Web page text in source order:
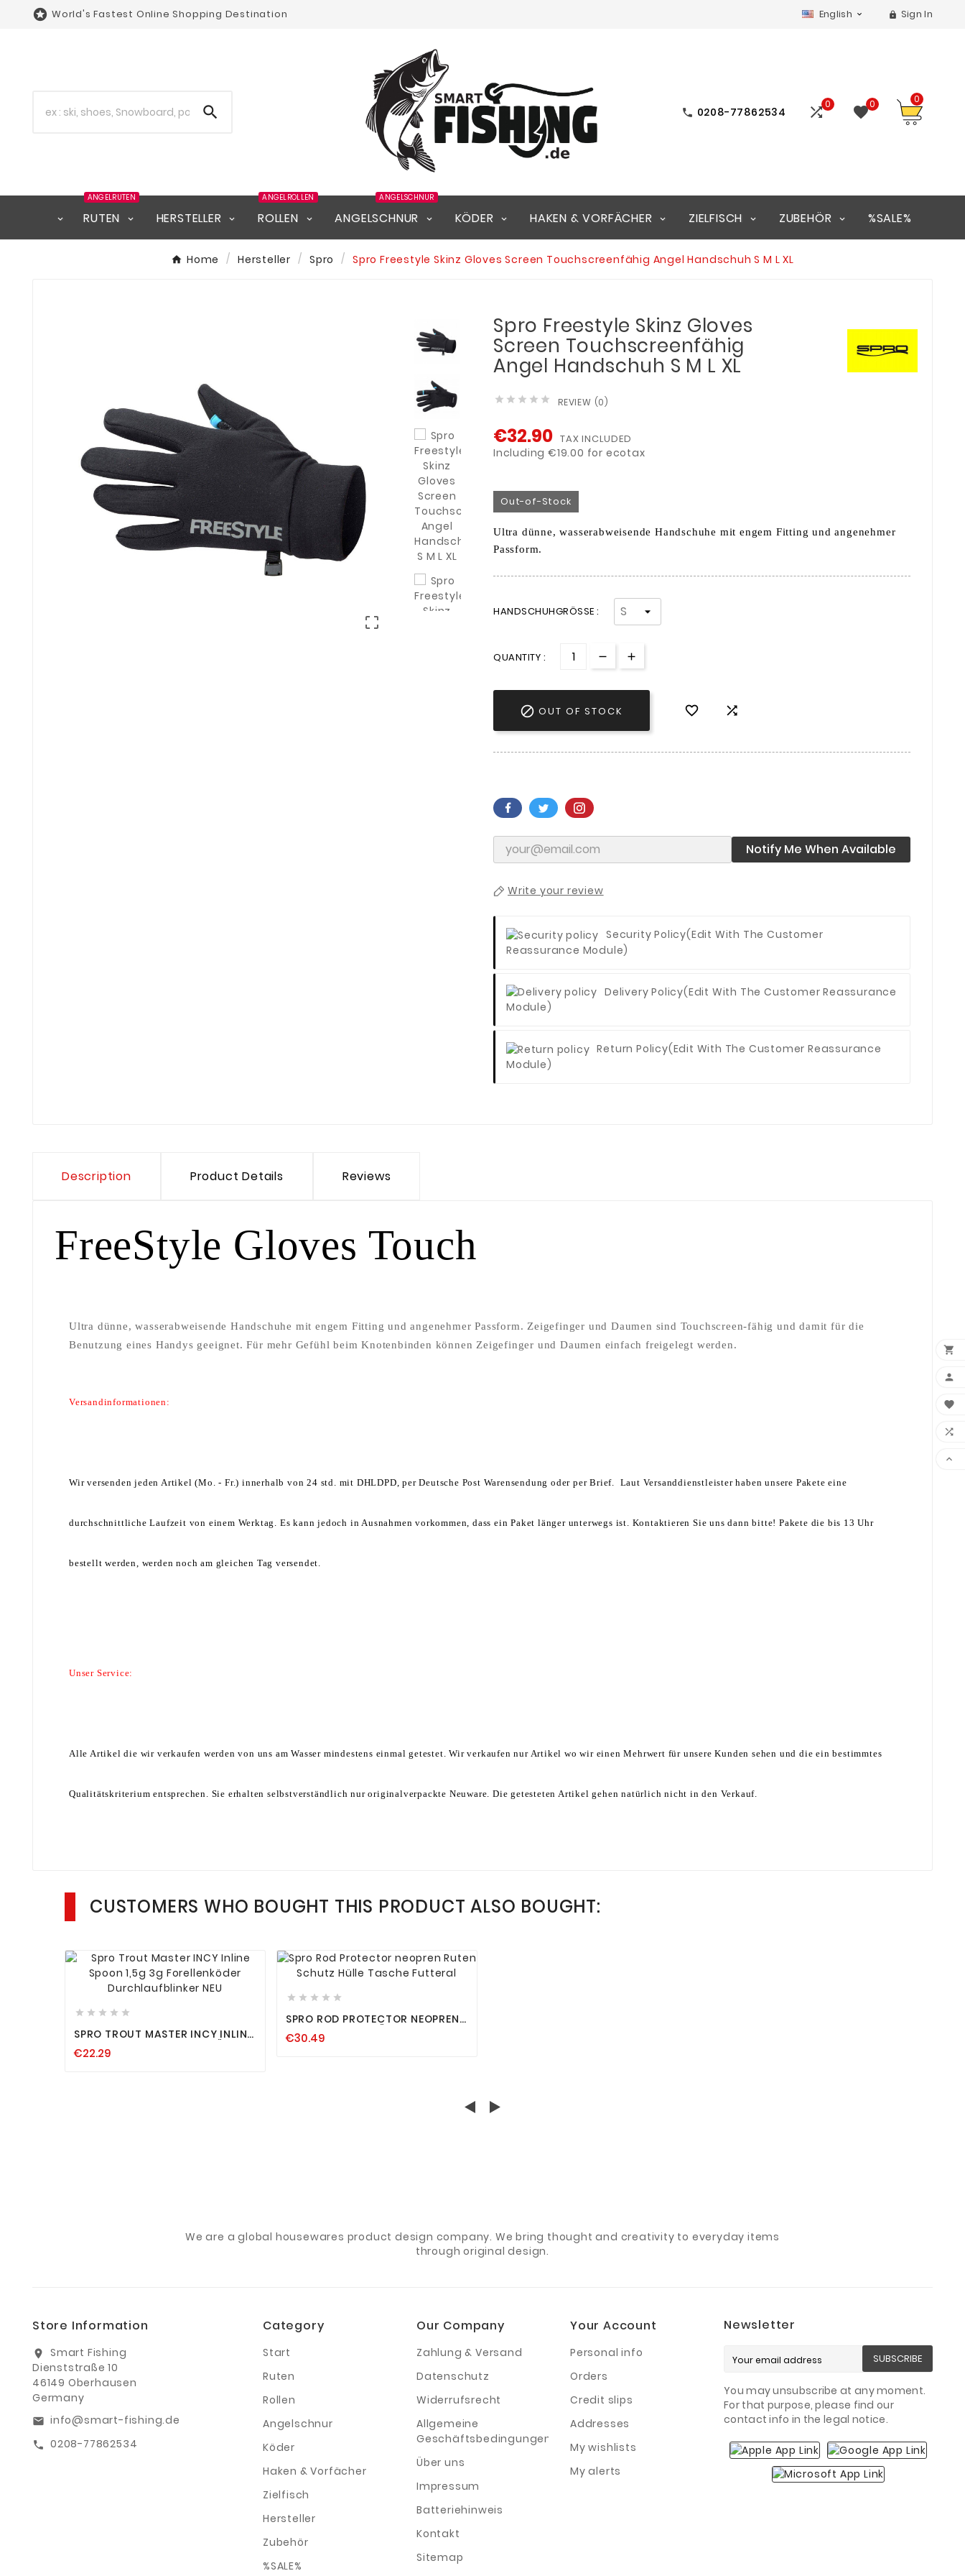
 World's Fastest Online Shopping Destination English   Sign In
  0208-77862534 0 0 0
RUTEN
ANGELRUTEN
HERSTELLER ROLLEN
ANGELROLLEN
ANGELSCHNUR
ANGELSCHNUR
KÖDER HAKEN & VORFÄCHER ZIELFISCH ZUBEHÖR %SALE%
Home Hersteller Spro Spro Freestyle Skinz Gloves Screen Touchscreenfähig Angel Handschuh S M L XL

Spro Freestyle Skinz Gloves
Screen Touchscreenfähig
Angel Handschuh S M L XL
     REVIEW (0)
€32.90 TAX INCLUDED
Including €19.00 for ecotax
Out-of-Stock
Ultra dünne, wasserabweisende Handschuhe mit engem Fitting und angenehmer
Passform.
HANDSCHUHGRÖSSE :
QUANTITY :
 OUT OF STOCK  
Notify Me When Available
Write your review
Security Policy(edit With The Customer
Reassurance Module)
Delivery Policy(edit With The Customer Reassurance
Module)
Return Policy(edit With The Customer Reassurance
Module)
Description Product Details Reviews
FreeStyle Gloves Touch
Ultra dünne, wasserabweisende Handschuhe mit engem Fitting und angenehmer Passform. Zeigefinger und Daumen sind Touchscreen-fähig und damit für die
Benutzung eines Handys geeignet. Für mehr Gefühl beim Knotenbinden können Zeigefinger und Daumen einfach freigelegt werden.
Versandinformationen:
Wir versenden jeden Artikel (Mo. - Fr.) innerhalb von 24 std. mit DHLDPD, per Deutsche Post Warensendung oder per Brief. Laut Versanddienstleister haben unsere Pakete eine
durchschnittliche Laufzeit von einem Werktag. Es kann jedoch in Ausnahmen vorkommen, dass ein Paket länger unterwegs ist. Kontaktieren Sie uns dann bitte! Pakete die bis 13 Uhr
bestellt werden, werden noch am gleichen Tag versendet.
Unser Service:
Alle Artikel die wir verkaufen werden von uns am Wasser mindestens einmal getestet. Wir verkaufen nur Artikel wo wir einen Mehrwert für unsere Kunden sehen und die ein bestimmtes
Qualitätskriterium entsprechen. Sie erhalten selbstverständlich nur originalverpackte Neuware. Die getesteten Artikel gehen natürlich nicht in den Verkauf.
CUSTOMERS WHO BOUGHT THIS PRODUCT ALSO BOUGHT:
   
    
SPRO TROUT MASTER INCY INLINE
DURCHLAUFBLINKER NEU
€22.29
   
    
SPRO ROD PROTECTOR NEOPREN
RUTEN SCHUTZ HÜLLE TASCHE
FUTTERAL
€30.49
We are a global housewares product design company. We bring thought and creativity to everyday items
through original design.
Store Information
location_on
Smart Fishing
Dienststraße 10
46149 Oberhausen
Germany
email info@smart-fishing.de
call 0208-77862534
Category
Start
Ruten
Rollen
Angelschnur
Köder
Haken & Vorfächer
Zielfisch
Hersteller
Zubehör
%SALE%
Our Company
Zahlung & Versand
Datenschutz
Widerrufsrecht
Allgemeine
Geschäftsbedingungen
Über uns
Impressum
Batteriehinweis
Kontakt
Sitemap
Your Account
Personal info
Orders
Credit slips
Addresses
My wishlists
My alerts
Newsletter
SUBSCRIBE
You may unsubscribe at any moment.
For that purpose, please find our
contact info in the legal notice.




